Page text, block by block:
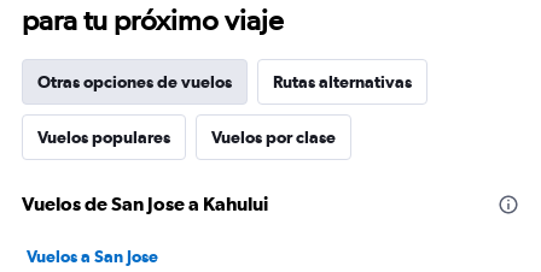
para tu próximo viaje
Otras opciones de vuelos Rutas alternativas
Vuelos populares Vuelos por clase
Vuelos de San Jose a Kahului
Vuelos a San Jose